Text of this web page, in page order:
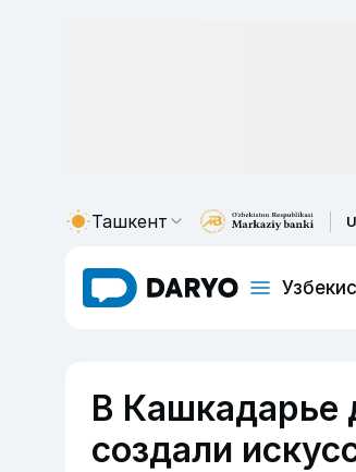
Ташкент
В Кашкадарье
создали